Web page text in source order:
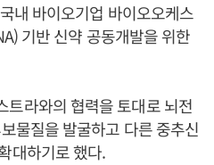
내 바이오기업 바이오오케스
기반 신약 공동개발을 위한
트라와의 협력을 토대로 뇌전
물질을 발굴하고 다른 중추신
대하기로 했다.